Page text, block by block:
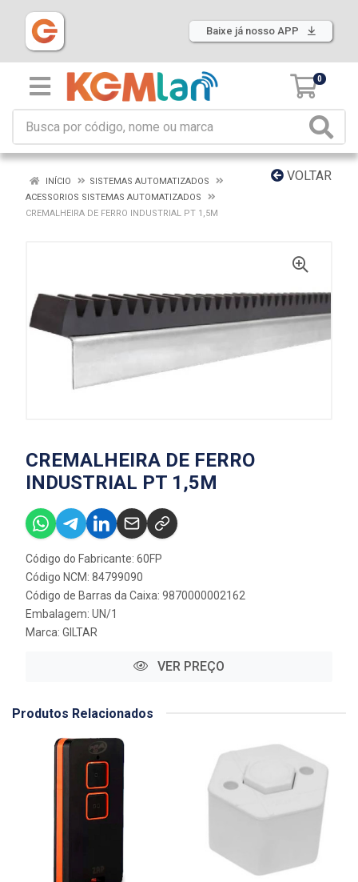
Baixe já nosso APP
0
VOLTAR
INÍCIO
SISTEMAS AUTOMATIZADOS
ACESSORIOS SISTEMAS AUTOMATIZADOS
CREMALHEIRA DE FERRO INDUSTRIAL PT 1,5M
CREMALHEIRA DE FERRO
INDUSTRIAL PT 1,5M
Código do Fabricante: 60FP
Código NCM: 84799090
Código de Barras da Caixa: 9870000002162
Embalagem: UN/1
Marca: GILTAR
VER PREÇO
Produtos Relacionados